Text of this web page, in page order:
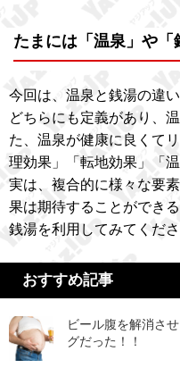
たまには「温泉」や「
今回は、温泉と銭湯の違
どちらにも定義があり、
た、温泉が健康に良くて
理効果」「転地効果」「
実は、複合的に様々な要
果は期待することができ
銭湯を利用してみてくださ
おすすめ記事
ビール腹を解消さ
グだった！！